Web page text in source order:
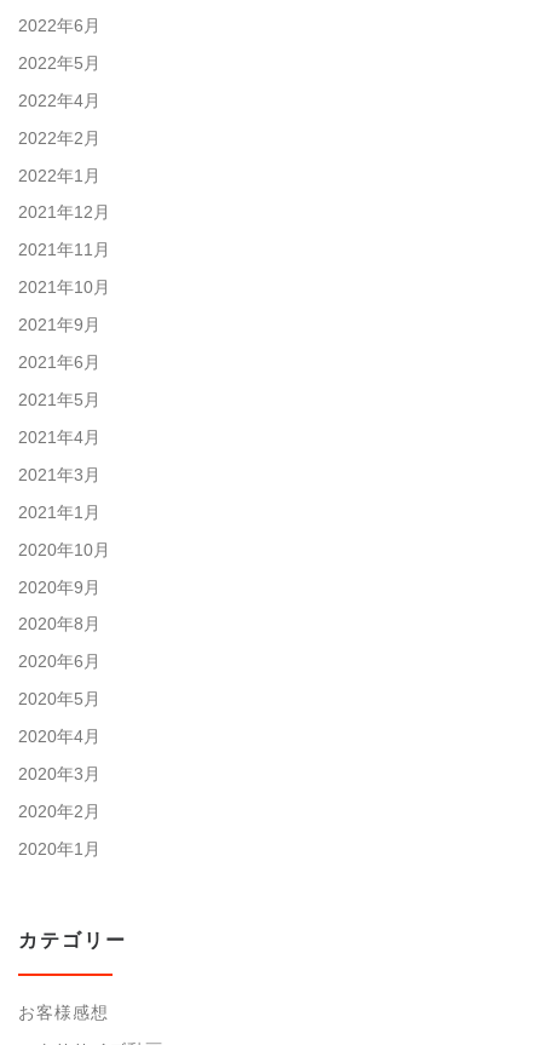
2022年6月
2022年5月
2022年4月
2022年2月
2022年1月
2021年12月
2021年11月
2021年10月
2021年9月
2021年6月
2021年5月
2021年4月
2021年3月
2021年1月
2020年10月
2020年9月
2020年8月
2020年6月
2020年5月
2020年4月
2020年3月
2020年2月
2020年1月
カテゴリー
お客様感想